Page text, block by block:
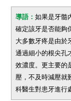
導語：如果是牙髓
確定該牙是否能夠
大多數牙疼是由於
通過細小的根尖孔
效濃度。更主要的
壓，不及時減壓就
科醫生對患牙進行